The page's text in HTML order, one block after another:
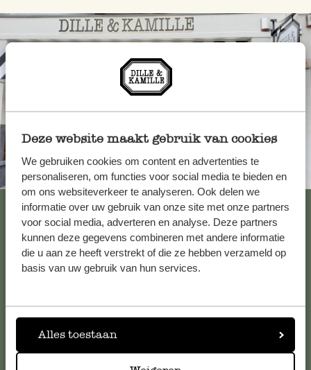
Deze website maakt gebruik van cookies
We gebruiken cookies om content en advertenties te
personaliseren, om functies voor social media te bieden en
om ons websiteverkeer te analyseren. Ook delen we
informatie over uw gebruik van onze site met onze partners
voor social media, adverteren en analyse. Deze partners
kunnen deze gegevens combineren met andere informatie
die u aan ze heeft verstrekt of die ze hebben verzameld op
basis van uw gebruik van hun services.
Alles toestaan
Toujours à proximité
Voir les 62 magasins
Service clientèle
veuillez contacter notre service clientèle. Ou retrouvez ici
nos réponses auxquestions les plus fréquemment posées